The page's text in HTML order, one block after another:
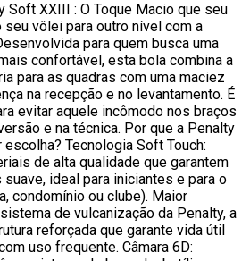
Soft XXIII : O Toque Macio que seu
vôlei para outro nível com a
para quem busca uma
confortável, esta bola combina a
para as quadras com uma maciez
na recepção e no levantamento. É
evitar aquele incômodo nos braços
e na técnica. Por que a Penalty
Tecnologia Soft Touch:
de alta qualidade que garantem
ideal para iniciantes e para o
condomínio ou clube). Maior
de vulcanização da Penalty, a
reforçada que garante vida útil
uso frequente. Câmara 6D: